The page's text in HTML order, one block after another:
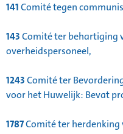
141Comité tegen
143Comité ter behartiging
overheidspersoneel,
1243Comité ter
voor het Huwelijk: Bevat
1787Comité ter herdenking